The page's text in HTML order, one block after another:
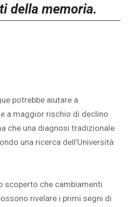
della memoria.
potrebbe aiutare a
a maggior rischio di declino
che una diagnosi tradizionale
una ricerca dell’Università
scoperto che cambiamenti
rivelare i primi segni di